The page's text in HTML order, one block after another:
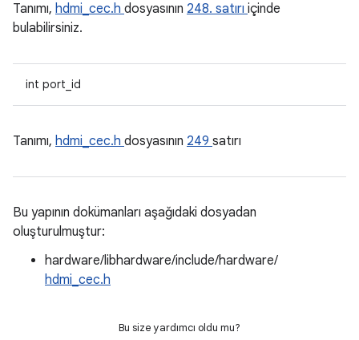
Tanımı, hdmi_cec.h dosyasının 248. satırı içinde
bulabilirsiniz.
int port_id
Tanımı, hdmi_cec.h dosyasının 249 satırı
Bu yapının dokümanları aşağıdaki dosyadan
oluşturulmuştur:
hardware/libhardware/include/hardware/
hdmi_cec.h
Bu size yardımcı oldu mu?